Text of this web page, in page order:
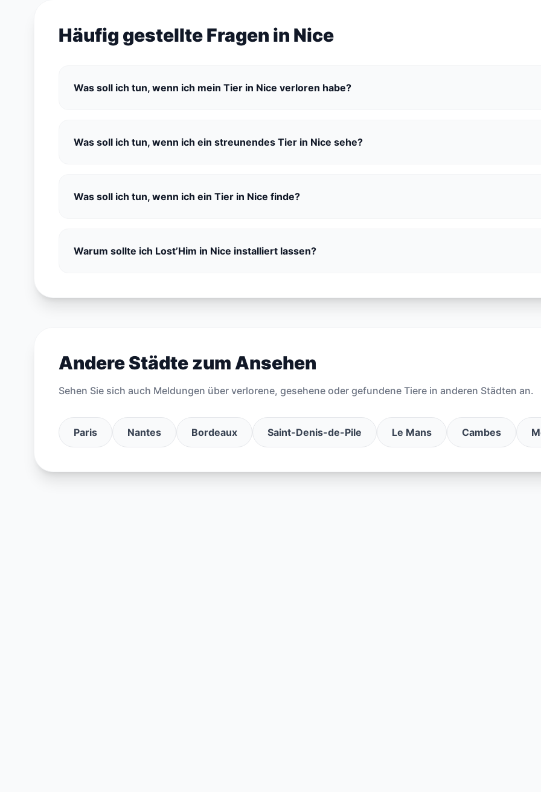
Häufig gestellte Fragen in Nice
Was soll ich tun, wenn ich mein Tier in Nice verloren habe?
Was soll ich tun, wenn ich ein streunendes Tier in Nice sehe?
Was soll ich tun, wenn ich ein Tier in Nice finde?
Warum sollte ich Lost’Him in Nice installiert lassen?
Andere Städte zum Ansehen
Sehen Sie sich auch Meldungen über verlorene, gesehene oder gefundene Tiere in anderen Städten an.
Paris Nantes Bordeaux Saint-Denis-de-Pile Le Mans Cambes